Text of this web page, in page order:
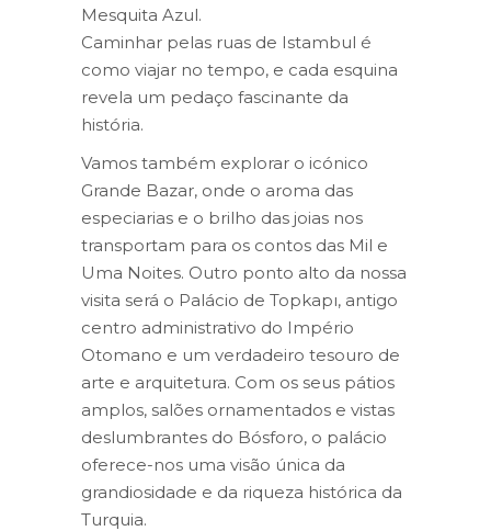
Mesquita Azul.
Caminhar pelas ruas de Istambul é
como viajar no tempo, e cada esquina
revela um pedaço fascinante da
história.
Vamos também explorar o icónico
Grande Bazar, onde o aroma das
especiarias e o brilho das joias nos
transportam para os contos das Mil e
Uma Noites. Outro ponto alto da nossa
visita será o Palácio de Topkapı, antigo
centro administrativo do Império
Otomano e um verdadeiro tesouro de
arte e arquitetura. Com os seus pátios
amplos, salões ornamentados e vistas
deslumbrantes do Bósforo, o palácio
oferece-nos uma visão única da
grandiosidade e da riqueza histórica da
Turquia.